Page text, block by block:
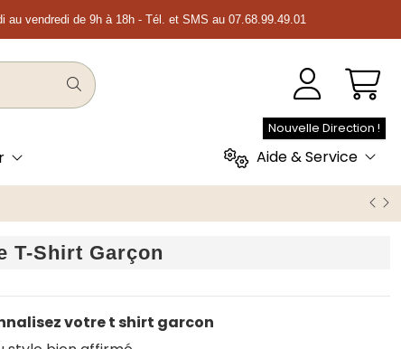
au vendredi de 9h à 18h - Tél. et SMS au 07.68.99.49.01
Aide & Service
Nouvelle Direction !
T-Shirt Garçon
votre t shirt garcon